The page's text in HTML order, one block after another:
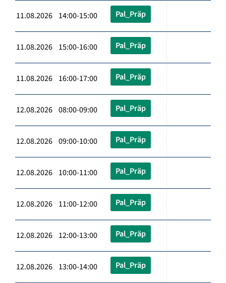
11.08.2026 14:00-15:00 Pal_Präp
11.08.2026 15:00-16:00 Pal_Präp
11.08.2026 16:00-17:00 Pal_Präp
12.08.2026 08:00-09:00 Pal_Präp
12.08.2026 09:00-10:00 Pal_Präp
12.08.2026 10:00-11:00 Pal_Präp
12.08.2026 11:00-12:00 Pal_Präp
12.08.2026 12:00-13:00 Pal_Präp
12.08.2026 13:00-14:00 Pal_Präp